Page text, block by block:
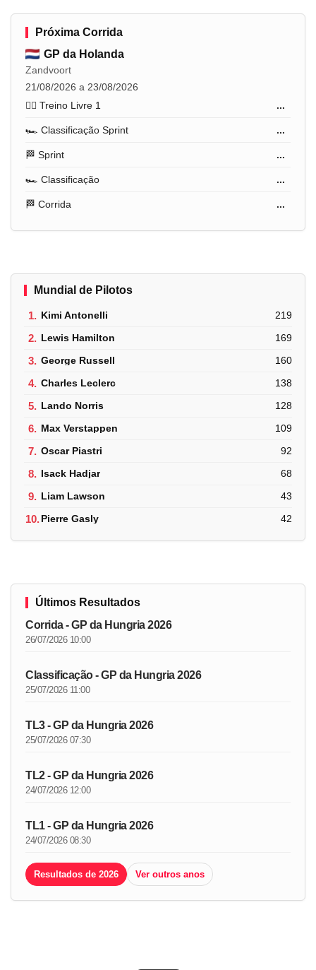
Próxima Corrida
GP da Holanda
Zandvoort
21/08/2026 a 23/08/2026
🏋️‍♂️ Treino Livre 1
...
🏎️ Classificação Sprint ...
🏁 Sprint ...
🏎️ Classificação ...
🏁 Corrida ...
Mundial de Pilotos
1. Kimi Antonelli 219
2. Lewis Hamilton 169
3. George Russell 160
4. Charles Leclerc 138
5. Lando Norris 128
6. Max Verstappen 109
7. Oscar Piastri 92
8. Isack Hadjar 68
9. Liam Lawson 43
10.Pierre Gasly 42
Últimos Resultados
Corrida - GP da Hungria 2026
26/07/2026 10:00
Classificação - GP da Hungria 2026
25/07/2026 11:00
TL3 - GP da Hungria 2026
25/07/2026 07:30
TL2 - GP da Hungria 2026
24/07/2026 12:00
TL1 - GP da Hungria 2026
24/07/2026 08:30
Resultados de 2026 Ver outros anos